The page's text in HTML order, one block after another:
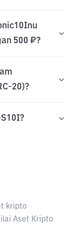
500 ₽?
20)?
kripto
Aset Kripto